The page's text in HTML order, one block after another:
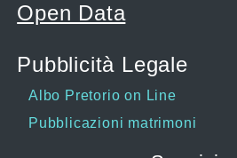
Open Data
Pubblicità Legale
Albo Pretorio on Line
Pubblicazioni matrimoni